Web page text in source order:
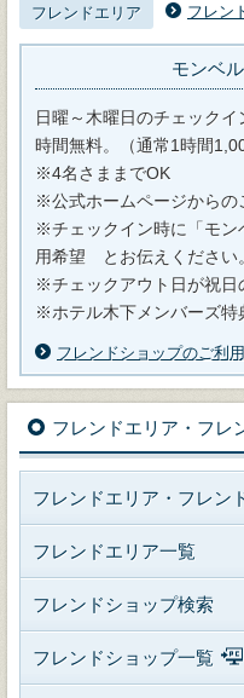
フレンドエリア フレン
モンベ
日曜～木曜日のチェック
時間無料。（通常1時間
※4名さままでOK
※公式ホームページからの
※チェックイン時に「モン
用希望 とお伝えください。
※チェックアウト日が祝日
※ホテル木下メンバーズ特
フレンドショップのご利
フレンドエリア・フレ
フレンドエリア・フレン
フレンドエリア一覧
フレンドショップ検索
フレンドショップ一覧